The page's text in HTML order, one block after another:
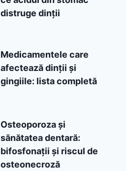
distruge dinții
Medicamentele care
afectează dinții și
gingiile: lista completă
Osteoporoza și
sănătatea dentară:
bifosfonații și riscul de
osteonecroză